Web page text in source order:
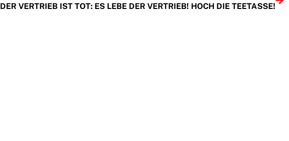
DER VERTRIEB IST TOT: ES LEBE DER VERTRIEB! HOCH DIE TEETASSE!